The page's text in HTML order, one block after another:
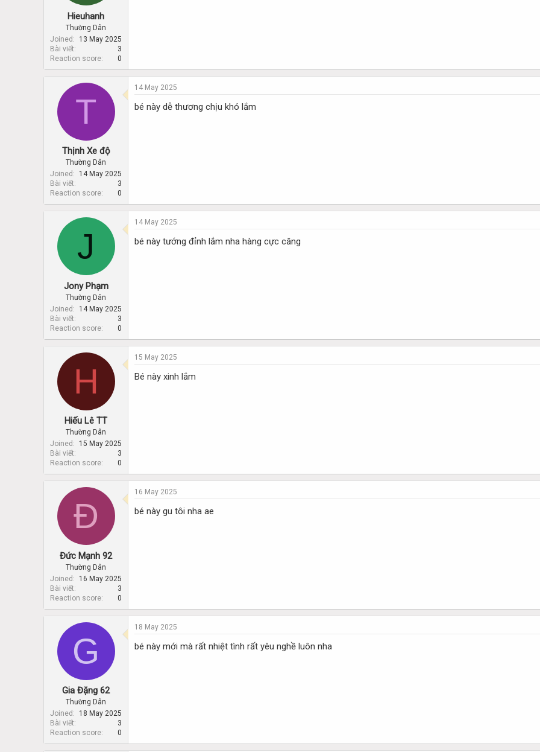
Hieuhanh
Thường Dân
Joined
13 May 2025
Bài viết
3
Reaction score
0
T
Thịnh Xe độ
Thường Dân
Joined
14 May 2025
Bài viết
3
Reaction score
0
14 May 2025
bé này dễ thương chịu khó lắm
J
Jony Phạm
Thường Dân
Joined
14 May 2025
Bài viết
3
Reaction score
0
14 May 2025
bé này tướng đỉnh lắm nha hàng cực căng
H
Hiếu Lê TT
Thường Dân
Joined
15 May 2025
Bài viết
3
Reaction score
0
15 May 2025
Bé này xinh lắm
Đ
Đức Mạnh 92
Thường Dân
Joined
16 May 2025
Bài viết
3
Reaction score
0
16 May 2025
bé này gu tôi nha ae
G
Gia Đặng 62
Thường Dân
Joined
18 May 2025
Bài viết
3
Reaction score
0
18 May 2025
bé này mới mà rất nhiệt tình rất yêu nghề luôn nha